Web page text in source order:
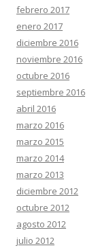
febrero 2017
enero 2017
diciembre 2016
noviembre 2016
octubre 2016
septiembre 2016
abril 2016
marzo 2016
marzo 2015
marzo 2014
marzo 2013
diciembre 2012
octubre 2012
agosto 2012
julio 2012